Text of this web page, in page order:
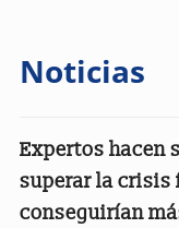
Noticias
Expertos hacen
superar la crisis
conseguirían